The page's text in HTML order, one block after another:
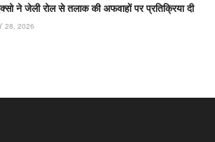
ने जेली रोल से तलाक की अफवाहों पर प्रतिक्रिया दी
28, 2026